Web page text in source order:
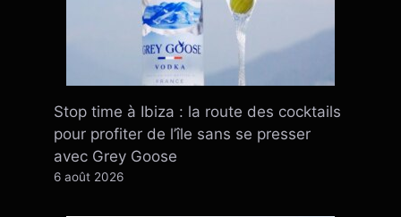
Stop time à Ibiza : la route des cocktails
pour profiter de l’île sans se presser
avec Grey Goose
6 août 2026